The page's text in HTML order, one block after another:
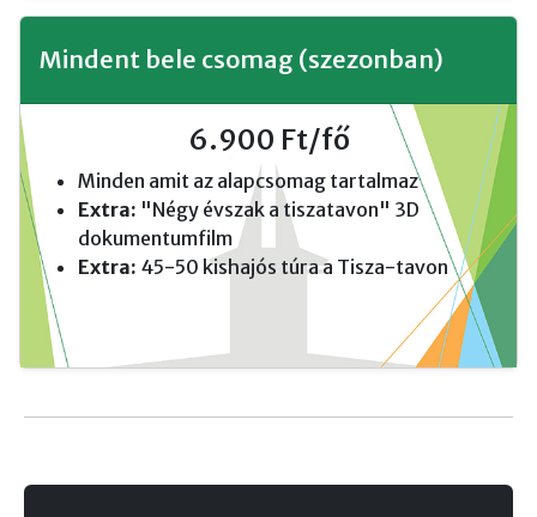
Mindent bele csomag (szezonban)
6.900 Ft/fő
Minden amit az alapcsomag tartalmaz
Extra: "Négy évszak a tiszatavon" 3D
dokumentumfilm
Extra: 45-50 kishajós túra a Tisza-tavon